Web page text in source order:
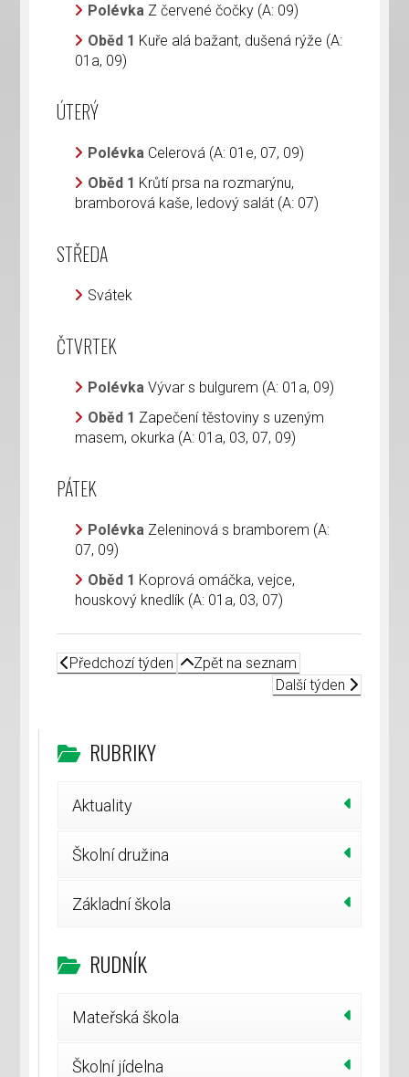
Polévka Z červené čočky (A: 09)
Oběd 1 Kuře alá bažant, dušená rýže (A:
01a, 09)
ÚTERÝ
Polévka Celerová (A: 01e, 07, 09)
Oběd 1 Krůtí prsa na rozmarýnu,
bramborová kaše, ledový salát (A: 07)
STŘEDA
Svátek
ČTVRTEK
PolévkaVývar s bulgurem (A: 01a, 09)
Oběd 1 Zapečení těstoviny s uzeným
masem, okurka (A: 01a, 03, 07, 09)
PÁTEK
Polévka Zeleninová s bramborem (A:
07, 09)
Oběd 1 Koprová omáčka, vejce,
houskový knedlík (A: 01a, 03, 07)
Předchozí týden
Zpět na seznam
Další týden
RUBRIKY
Aktuality
Školní družina
Základní škola
RUDNÍK
Mateřská škola
Školní jídelna